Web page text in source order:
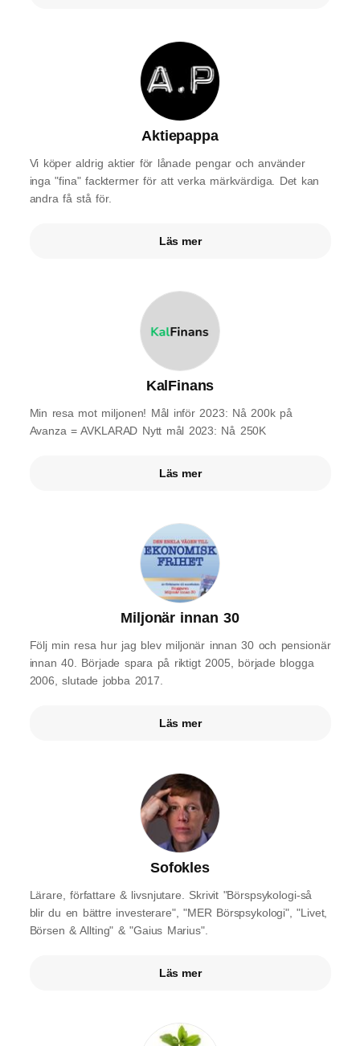
Aktiepappa
Vi köper aldrig aktier för lånade pengar och använder
inga "fina" facktermer för att verka märkvärdiga. Det kan
andra få stå för.
Läs mer
KalFinans
Min resa mot miljonen! Mål inför 2023: Nå 200k på
Avanza = AVKLARAD Nytt mål 2023: Nå 250K
Läs mer
Miljonär innan 30
Följ min resa hur jag blev miljonär innan 30 och pensionär
innan 40. Började spara på riktigt 2005, började blogga
2006, slutade jobba 2017.
Läs mer
Sofokles
Lärare, författare & livsnjutare. Skrivit "Börspsykologi-så
blir du en bättre investerare", "MER Börspsykologi", "Livet,
Börsen & Allting" & "Gaius Marius".
Läs mer